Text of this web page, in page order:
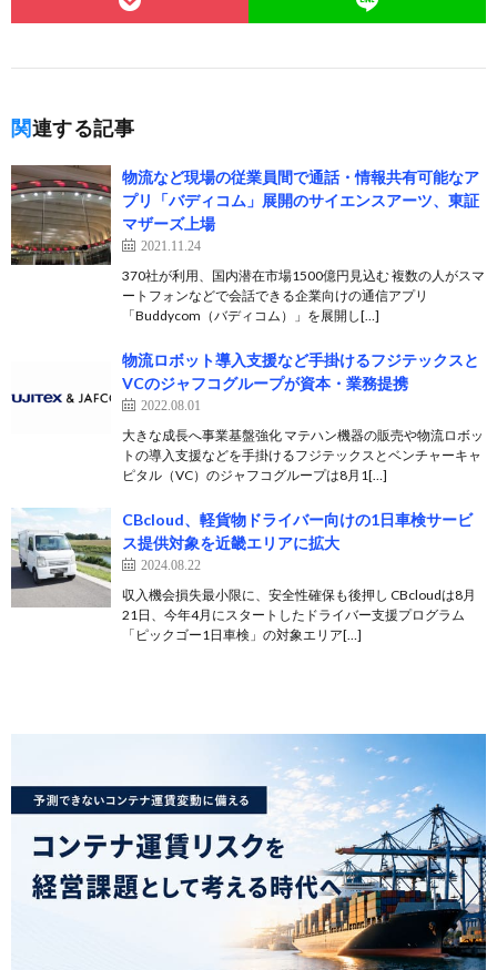
関連する記事
物流など現場の従業員間で通話・情報共有可能なア
プリ「バディコム」展開のサイエンスアーツ、東証
マザーズ上場
2021.11.24
370社が利用、国内潜在市場1500億円見込む 複数の人がスマ
ートフォンなどで会話できる企業向けの通信アプリ
「Buddycom（バディコム）」を展開し[…]
物流ロボット導入支援など手掛けるフジテックスと
VCのジャフコグループが資本・業務提携
2022.08.01
大きな成長へ事業基盤強化 マテハン機器の販売や物流ロボッ
トの導入支援などを手掛けるフジテックスとベンチャーキャ
ピタル（VC）のジャフコグループは8月1[…]
CBcloud、軽貨物ドライバー向けの1日車検サービ
ス提供対象を近畿エリアに拡大
2024.08.22
収入機会損失最小限に、安全性確保も後押し CBcloudは8月
21日、今年4月にスタートしたドライバー支援プログラム
「ピックゴー1日車検」の対象エリア[…]